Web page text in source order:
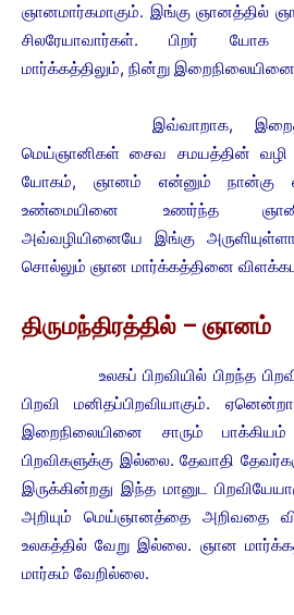
ஞானமார்கமாகும். இங்கு ஞானத்தில்
சிலரேயாவார்கள். பிறர் யோக
மார்க்கத்திலும், நின்று
இவ்வாறாக,
மெய்ஞானிகள் சைவ சமயத்தின் வழி
யோகம், ஞானம் என்னும் நான்கு
உண்மையினை உணர்ந்த
அவ்வழியினையே இங்கு
சொல்லும் ஞான மார்க்கத்தினை
திருமந்திரத்தில் – ஞானம்
உலகப் பிறவியில் பிறந்த
பிறவி மனிதப்பிறவியாகும்.
இறைநிலையினை சாரும்
பிறவிகளுக்கு இல்லை. தேவாதி
இருக்கின்றது இந்த மானுட
அறியும் மெய்ஞானத்தை அறிவதை
உலகத்தில் வேறு இல்லை. ஞான
மார்கம் வேறில்லை.